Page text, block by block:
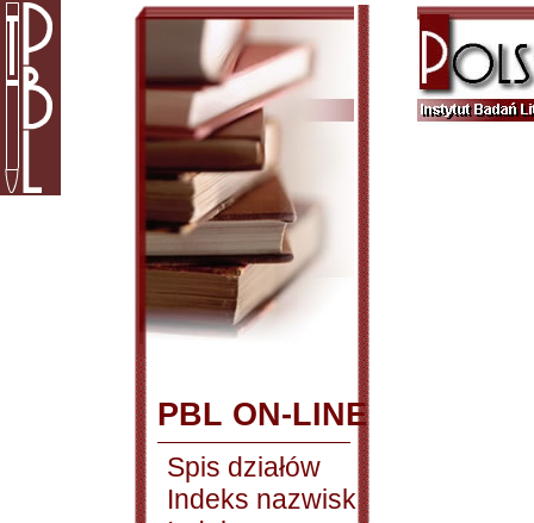
PBL ON-LINE
Spis działów
Indeks nazwisk